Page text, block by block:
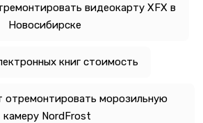
видеокарту XFX в
Новосибирске
книг стоимость
отремонтировать морозильную
камеру NordFrost